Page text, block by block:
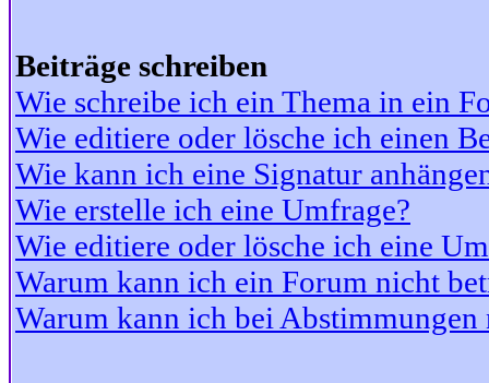
Beiträge schreiben
Wie schreibe ich ein Thema in ein
Wie editiere oder lösche ich einen
Wie kann ich eine Signatur
Wie erstelle ich eine Umfrage?
Wie editiere oder lösche ich eine
Warum kann ich ein Forum nicht
Warum kann ich bei